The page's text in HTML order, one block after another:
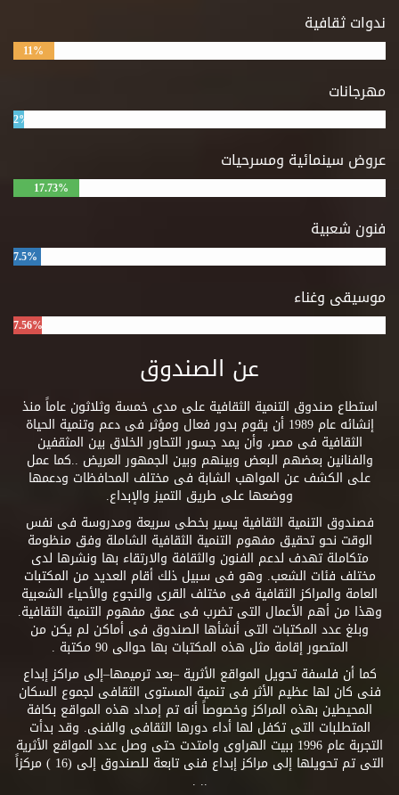
ندوات ثقافية
11%
مهرجانات
2%
عروض سينمائية ومسرحيات
17.73%
فنون شعبية
7.5%
موسيقى وغناء
7.56%
عن الصندوق
استطاع صندوق التنمية الثقافية على مدى خمسة وثلاثون عاماً منذ
إنشائه عام 1989 أن يقوم بدور فعال ومؤثر فى دعم وتنمية الحياة
الثقافية فى مصر، وأن يمد جسور التحاور الخلاق بين المثقفين
والفنانين بعضهم البعض وبينهم وبين الجمهور العريض ..كما عمل
على الكشف عن المواهب الشابة فى مختلف المحافظات ودعمها
ووضعها على طريق التميز والإبداع.
فصندوق التنمية الثقافية يسير بخطى سريعة ومدروسة فى نفس
الوقت نحو تحقيق مفهوم التنمية الثقافية الشاملة وفق منظومة
متكاملة تهدف لدعم الفنون والثقافة والارتقاء بها ونشرها لدى
مختلف فئات الشعب. وهو فى سبيل ذلك أقام العديد من المكتبات
العامة والمراكز الثقافية فى مختلف القرى والنجوع والأحياء الشعبية
وهذا من أهم الأعمال التى تضرب فى عمق مفهوم التنمية الثقافية.
وبلغ عدد المكتبات التى أنشأها الصندوق فى أماكن لم يكن من
المتصور إقامة مثل هذه المكتبات بها حوالى 90 مكتبة .
كما أن فلسفة تحويل المواقع الأثرية –بعد ترميمها–إلى مراكز إبداع
فنى كان لها عظيم الأثر فى تنمية المستوى الثقافى لجموع السكان
المحيطين بهذه المراكز وخصوصاً أنه تم إمداد هذه المواقع بكافة
المتطلبات التى تكفل لها أداء دورها الثقافى والفنى. وقد بدأت
التجربة عام 1996 ببيت الهراوى وامتدت حتى وصل عدد المواقع الأثرية
التى تم تحويلها إلى مراكز إبداع فنى تابعة للصندوق إلى (16 ) مركزاً
.. .